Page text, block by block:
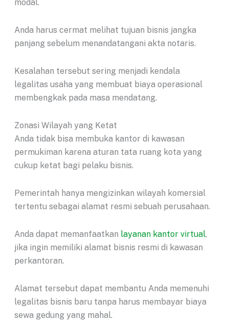
modal.
Anda harus cermat melihat tujuan bisnis jangka
panjang sebelum menandatangani akta notaris.
Kesalahan tersebut sering menjadi kendala
legalitas usaha yang membuat biaya operasional
membengkak pada masa mendatang.
Zonasi Wilayah yang Ketat
Anda tidak bisa membuka kantor di kawasan
permukiman karena aturan tata ruang kota yang
cukup ketat bagi pelaku bisnis.
Pemerintah hanya mengizinkan wilayah komersial
tertentu sebagai alamat resmi sebuah perusahaan.
Anda dapat memanfaatkan layanan kantor virtual,
jika ingin memiliki alamat bisnis resmi di kawasan
perkantoran.
Alamat tersebut dapat membantu Anda memenuhi
legalitas bisnis baru tanpa harus membayar biaya
sewa gedung yang mahal.